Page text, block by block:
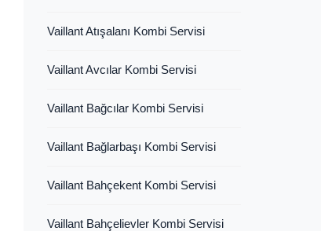
Vaillant Atışalanı Kombi Servisi
Vaillant Avcılar Kombi Servisi
Vaillant Bağcılar Kombi Servisi
Vaillant Bağlarbaşı Kombi Servisi
Vaillant Bahçekent Kombi Servisi
Vaillant Bahçelievler Kombi Servisi